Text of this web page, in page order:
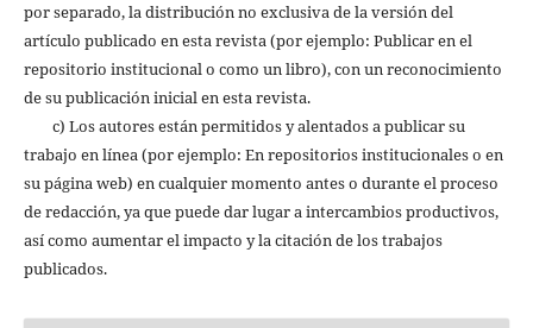
por separado, la distribución no exclusiva de la versión del
artículo publicado en esta revista (por ejemplo: Publicar en el
repositorio institucional o como un libro), con un reconocimiento
de su publicación inicial en esta revista.
c) Los autores están permitidos y alentados a publicar su
trabajo en línea (por ejemplo: En repositorios institucionales o en
su página web) en cualquier momento antes o durante el proceso
de redacción, ya que puede dar lugar a intercambios productivos,
así como aumentar el impacto y la citación de los trabajos
publicados.